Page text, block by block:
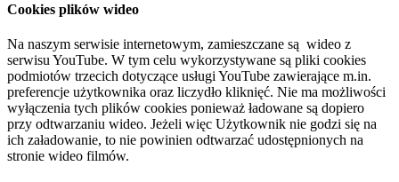
Cookies plików wideo
Na naszym serwisie internetowym, zamieszczane są wideo z
serwisu YouTube. W tym celu wykorzystywane są pliki cookies
podmiotów trzecich dotyczące usługi YouTube zawierające m.in.
preferencje użytkownika oraz liczydło kliknięć. Nie ma możliwości
wyłączenia tych plików cookies ponieważ ładowane są dopiero
przy odtwarzaniu wideo. Jeżeli więc Użytkownik nie godzi się na
ich załadowanie, to nie powinien odtwarzać udostępnionych na
stronie wideo filmów.